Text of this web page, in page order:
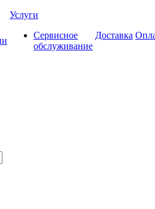
Услуги
Сервисное
обслуживание
Доставка